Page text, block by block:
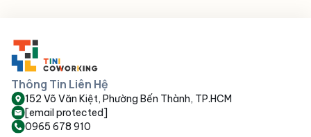
Thông Tin Liên Hệ
152 Võ Văn Kiệt, Phường Bến Thành, TP.HCM
[email protected]
0965 678 910